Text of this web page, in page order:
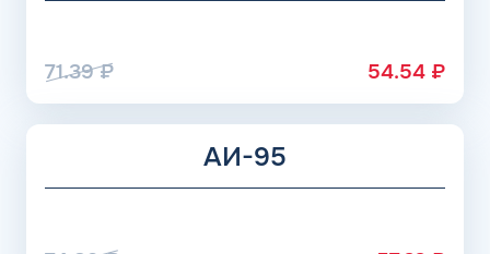
71.39₽ 54.54 ₽
АИ-95